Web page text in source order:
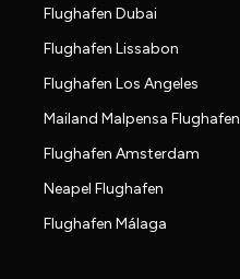
Flughafen Dubai
Flughafen Lissabon
Flughafen Los Angeles
Mailand Malpensa Flughafen
Flughafen Amsterdam
Neapel Flughafen
Flughafen Málaga